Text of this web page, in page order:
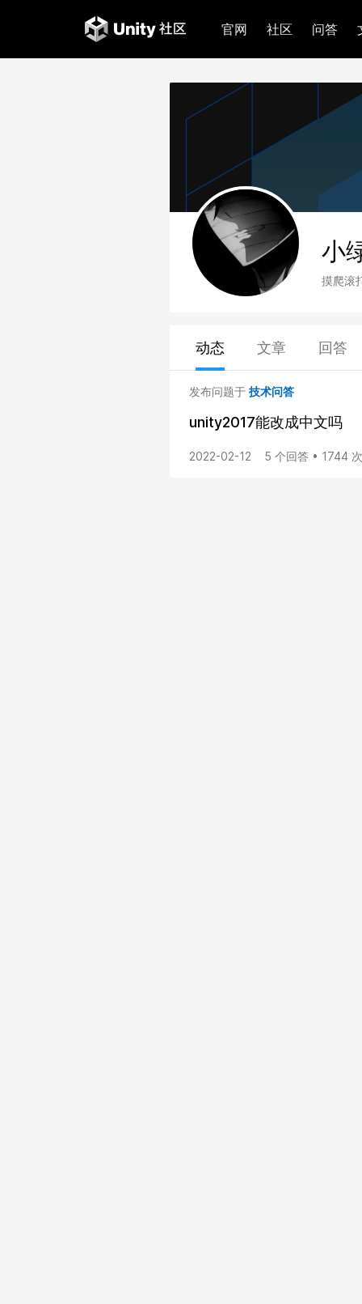
官网 社区 问答
小
摸爬滚
动态 文章 回答
发布问题于 技术问答
unity2017能改成中文吗
2022-02-12 5 个回答 • 1744